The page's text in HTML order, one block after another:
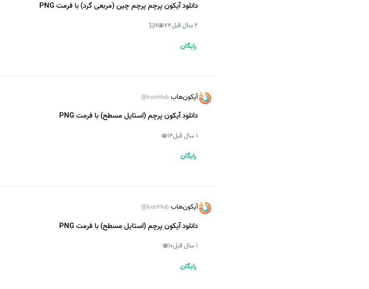
دانلود آیکون پرچم پرچم چین (مربعی گرد) با فرمت PNG
2 سال قبل 74
6
رایگان
آیکون‌هاب @IconHub
دانلود آیکون پرچم (استایل مسطح) با فرمت PNG
1 سال قبل 14
رایگان
آیکون‌هاب @IconHub
دانلود آیکون پرچم (استایل مسطح) با فرمت PNG
1 سال قبل 10
رایگان